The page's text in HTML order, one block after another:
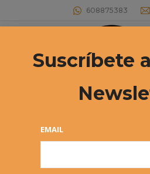
608875383
Buscar:
Archivos diarios:
Suscríbete
EMAIL